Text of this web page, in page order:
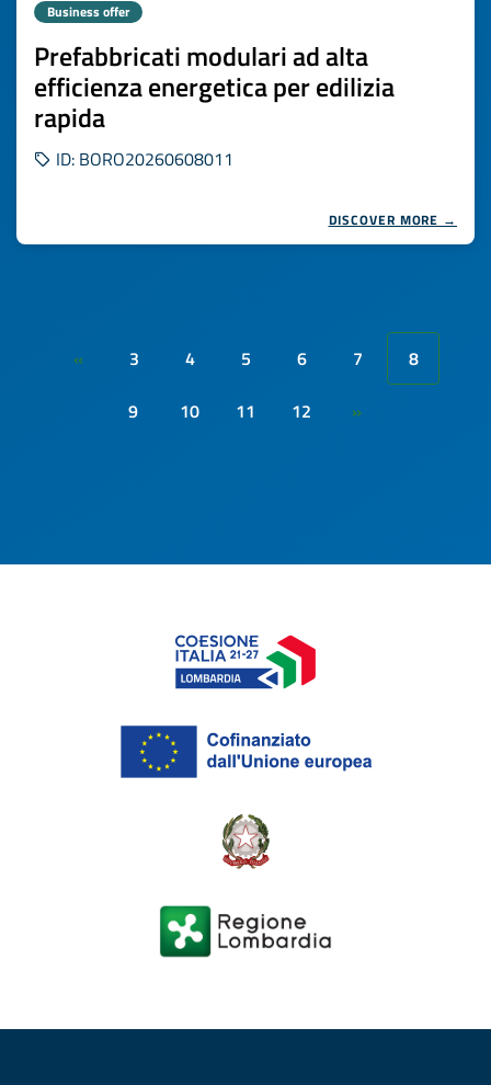
Business offer
Prefabbricati modulari ad alta
efficienza energetica per edilizia
rapida
ID: BORO20260608011
DISCOVER MORE →
« 3 4 5 6 7
8
9
10 11 12 »